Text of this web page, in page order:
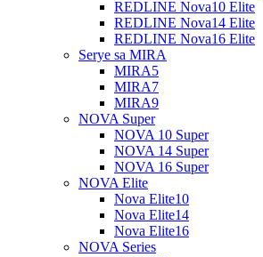
REDLINE Nova10 Elite
REDLINE Nova14 Elite
REDLINE Nova16 Elite
Serye sa MIRA
MIRA5
MIRA7
MIRA9
NOVA Super
NOVA 10 Super
NOVA 14 Super
NOVA 16 Super
NOVA Elite
Nova Elite10
Nova Elite14
Nova Elite16
NOVA Series